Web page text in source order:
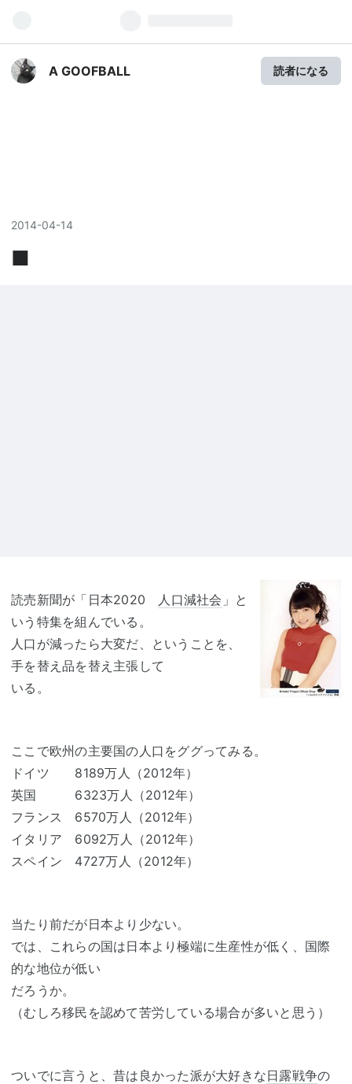
A GOOFBALL 読者になる
2014-04-14
■
読売新聞が「日本2020 人口減社会 」と
いう特集を組んでいる。
人口が減ったら大変だ、ということを、
手を替え品を替え主張して
いる。
ここで欧州の主要国の人口をググってみる。
ドイツ 8189万人（2012年）
英国 6323万人（2012年）
フランス 6570万人（2012年）
イタリア 6092万人（2012年）
スペイン 4727万人（2012年）
当たり前だが日本より少ない。
では、これらの国は日本より極端に生産性が低く、国際
的な地位が低い
だろうか。
（むしろ移民を認めて苦労している場合が多いと思う）
ついでに言うと、昔は良かった派が大好きな日露戦争の